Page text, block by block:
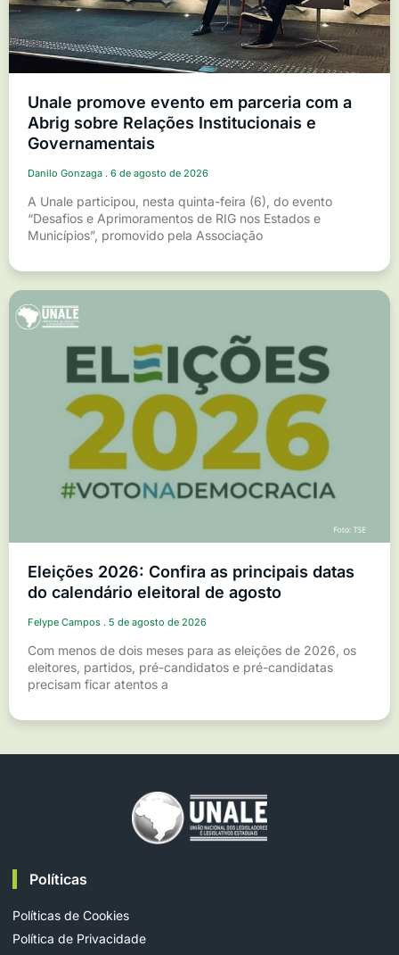
Unale promove evento em parceria com a
Abrig sobre Relações Institucionais e
Governamentais
Danilo Gonzaga 6 de agosto de 2026
A Unale participou, nesta quinta-feira (6), do evento
“Desafios e Aprimoramentos de RIG nos Estados e
Municípios”, promovido pela Associação
Eleições 2026: Confira as principais datas
do calendário eleitoral de agosto
Felype Campos 5 de agosto de 2026
Com menos de dois meses para as eleições de 2026, os
eleitores, partidos, pré-candidatos e pré-candidatas
precisam ficar atentos a
Políticas
Políticas de Cookies
Política de Privacidade